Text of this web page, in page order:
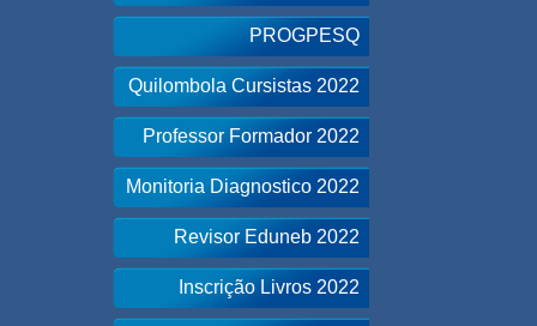
PROGPESQ
Quilombola Cursistas 2022
Professor Formador 2022
Monitoria Diagnostico 2022
Revisor Eduneb 2022
Inscrição Livros 2022